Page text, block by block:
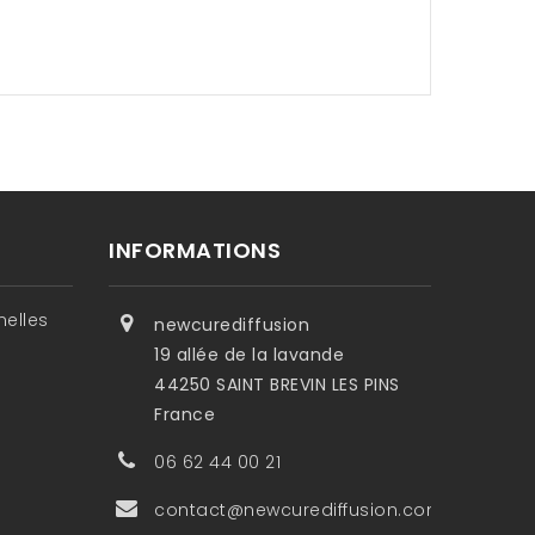
INFORMATIONS
newcurediffusion
19 allée de la lavande
44250 SAINT BREVIN LES PINS
France
06 62 44 00 21
contact@newcurediffusion.com